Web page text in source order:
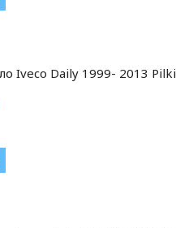
Iveco Daily 1999- 2013